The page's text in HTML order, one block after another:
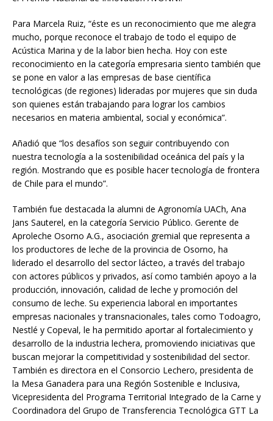
Para Marcela Ruiz, “éste es un reconocimiento que me alegra
mucho, porque reconoce el trabajo de todo el equipo de
Acústica Marina y de la labor bien hecha. Hoy con este
reconocimiento en la categoría empresaria siento también que
se pone en valor a las empresas de base científica
tecnológicas (de regiones) lideradas por mujeres que sin duda
son quienes están trabajando para lograr los cambios
necesarios en materia ambiental, social y económica”.
Añadió que “los desafíos son seguir contribuyendo con
nuestra tecnología a la sostenibilidad oceánica del país y la
región. Mostrando que es posible hacer tecnología de frontera
de Chile para el mundo”.
También fue destacada la alumni de Agronomía UACh, Ana
Jans Sauterel, en la categoría Servicio Público. Gerente de
Aproleche Osorno A.G., asociación gremial que representa a
los productores de leche de la provincia de Osorno, ha
liderado el desarrollo del sector lácteo, a través del trabajo
con actores públicos y privados, así como también apoyo a la
producción, innovación, calidad de leche y promoción del
consumo de leche. Su experiencia laboral en importantes
empresas nacionales y transnacionales, tales como Todoagro,
Nestlé y Copeval, le ha permitido aportar al fortalecimiento y
desarrollo de la industria lechera, promoviendo iniciativas que
buscan mejorar la competitividad y sostenibilidad del sector.
También es directora en el Consorcio Lechero, presidenta de
la Mesa Ganadera para una Región Sostenible e Inclusiva,
Vicepresidenta del Programa Territorial Integrado de la Carne y
Coordinadora del Grupo de Transferencia Tecnológica GTT La